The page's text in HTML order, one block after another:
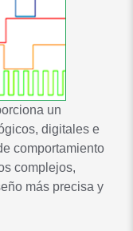
un
digitales e
comportamiento
complejos,
más precisa y